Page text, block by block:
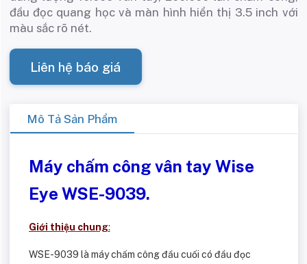
đầu đọc quang học và màn hình hiển thị 3.5 inch với
màu sắc rõ nét.
Liên hệ báo giá
Mô Tả Sản Phẩm
Máy chấm công vân tay Wise
Eye WSE-9039.
Giới thiệu chung:
WSE-9039 là máy chấm công đầu cuối có đầu đọc